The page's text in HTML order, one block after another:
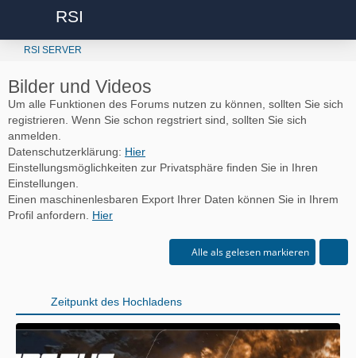
RSI
RSI SERVER
Bilder und Videos
Um alle Funktionen des Forums nutzen zu können, sollten Sie sich
registrieren. Wenn Sie schon regstriert sind, sollten Sie sich
anmelden.
Datenschutzerklärung: Hier
Einstellungsmöglichkeiten zur Privatsphäre finden Sie in Ihren
Einstellungen.
Einen maschinenlesbaren Export Ihrer Daten können Sie in Ihrem
Profil anfordern. Hier
Alle als gelesen markieren
Zeitpunkt des Hochladens